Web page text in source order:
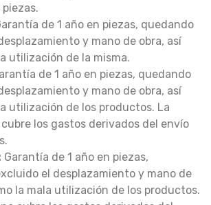
de 1 año en piezas, quedando
y mano de obra, así
utilización de la misma.
de 1 año en piezas, quedando
y mano de obra, así
utilización de los productos. La
los gastos derivados del envío
Garantía de 1 año en piezas,
el desplazamiento y mano de
la mala utilización de los productos.